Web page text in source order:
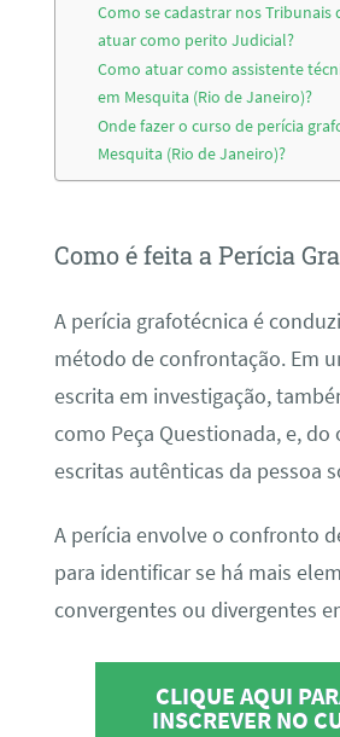
Como se cadastrar nos Tribunais
atuar como perito Judicial?
Como atuar como assistente
em Mesquita (Rio de Janeiro)?
Onde fazer o curso de perícia
Mesquita (Rio de Janeiro)?
Como é feita a Perícia
A perícia grafotécnica é
método de confrontação. Em
escrita em investigação,
como Peça Questionada, e, do
escritas autênticas da pessoa
A perícia envolve o confronto
para identificar se há mais
convergentes ou divergentes
CLIQUE AQUI
INSCREVER NO